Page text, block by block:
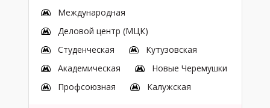
Международная
Деловой центр (МЦК)
Студенческая
Кутузовская
Академическая
Новые Черемушки
Профсоюзная
Калужская